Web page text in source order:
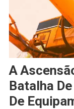
A
Batalha
De